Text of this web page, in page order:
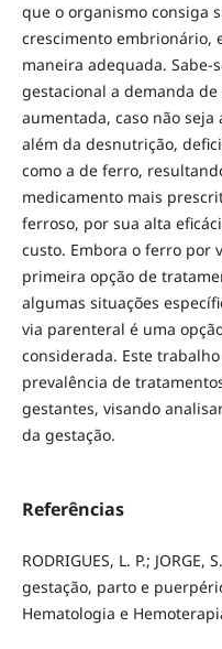
que o organismo consiga
crescimento embrionário,
maneira adequada.
gestacional a demanda
aumentada, caso não
além da desnutrição,
como a de ferro,
medicamento mais
ferroso, por sua alta
custo. Embora o ferro por
primeira opção de
algumas situações
via parenteral é uma
considerada. Este
prevalência de
gestantes, visando
da gestação.
Referências
RODRIGUES, L. P.;
gestação, parto e
Hematologia e